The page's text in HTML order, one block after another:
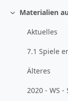
Einklappen
Materialien
Aktuelles
Älteres
2020 - WS -